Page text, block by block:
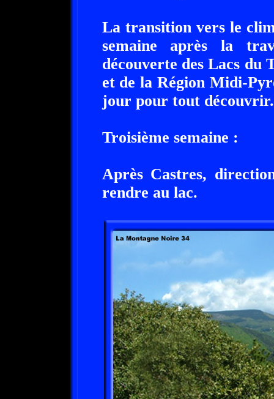
La transition vers le
semaine après la
découverte des Lacs du
et de la Région Midi-
jour pour tout découvrir.
Troisième semaine :
Après Castres,
rendre au lac.